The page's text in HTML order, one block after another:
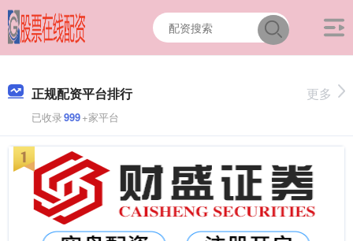
正规配资平台排行
已收录999+家平台
更多